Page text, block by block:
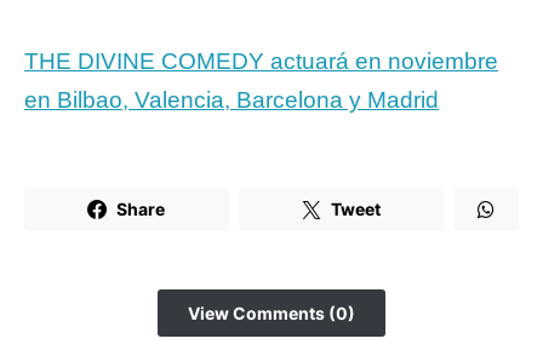
THE DIVINE COMEDY actuará en noviembre
en Bilbao, Valencia, Barcelona y Madrid
Share Tweet
View Comments (0)